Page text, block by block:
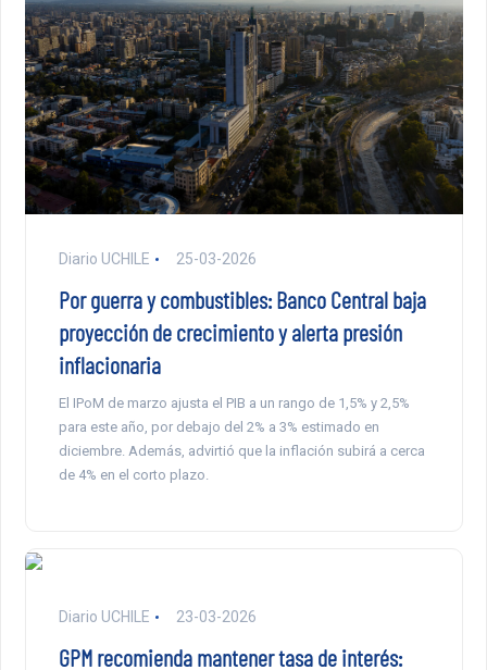
Diario UCHILE 25-03-2026
Por guerra y combustibles: Banco Central baja
proyección de crecimiento y alerta presión
inflacionaria
El IPoM de marzo ajusta el PIB a un rango de 1,5% y 2,5%
para este año, por debajo del 2% a 3% estimado en
diciembre. Además, advirtió que la inflación subirá a cerca
de 4% en el corto plazo.
Diario UCHILE 23-03-2026
GPM recomienda mantener tasa de interés: